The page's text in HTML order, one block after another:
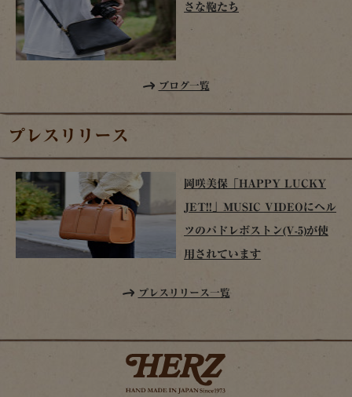
さな鞄たち
ブログ一覧
プレスリリース
岡咲美保「HAPPY LUCKY
JET!!」MUSIC VIDEOにヘル
ツのパドレボストン(V-5)が使
用されています
プレスリリース一覧